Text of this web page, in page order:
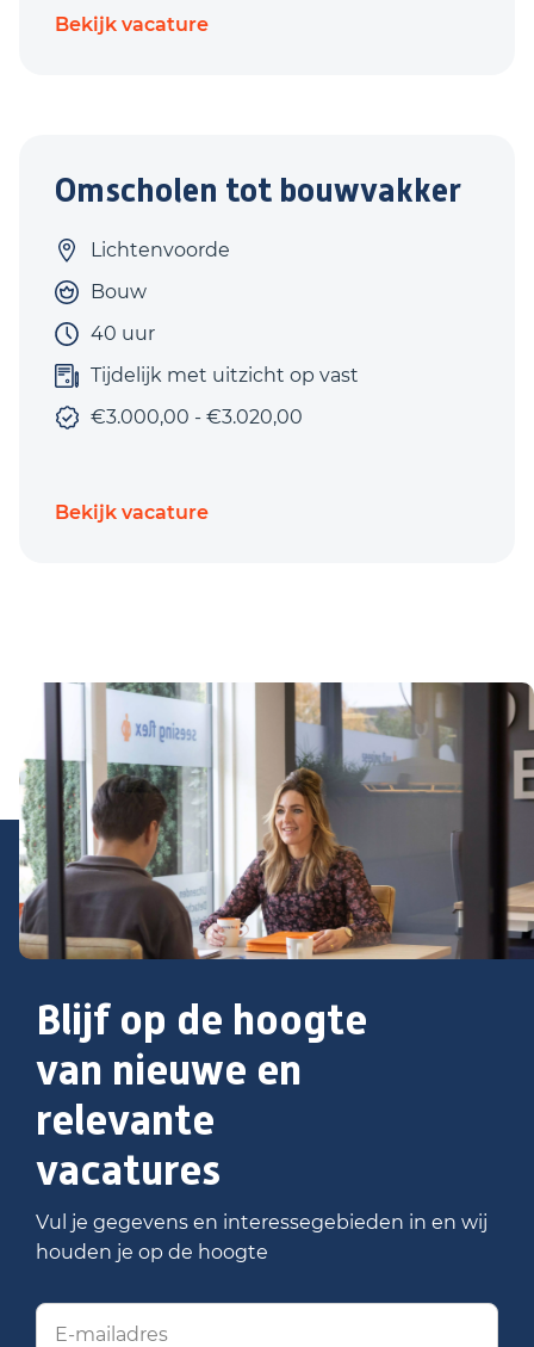
Bekijk vacature
Omscholen tot bouwvakker
Lichtenvoorde
Bouw
40 uur
Tijdelijk met uitzicht op vast
€3.000,00 - €3.020,00
Bekijk vacature
Blijf op de hoogte
van nieuwe en
relevante
vacatures
Vul je gegevens en interessegebieden in en wij
houden je op de hoogte